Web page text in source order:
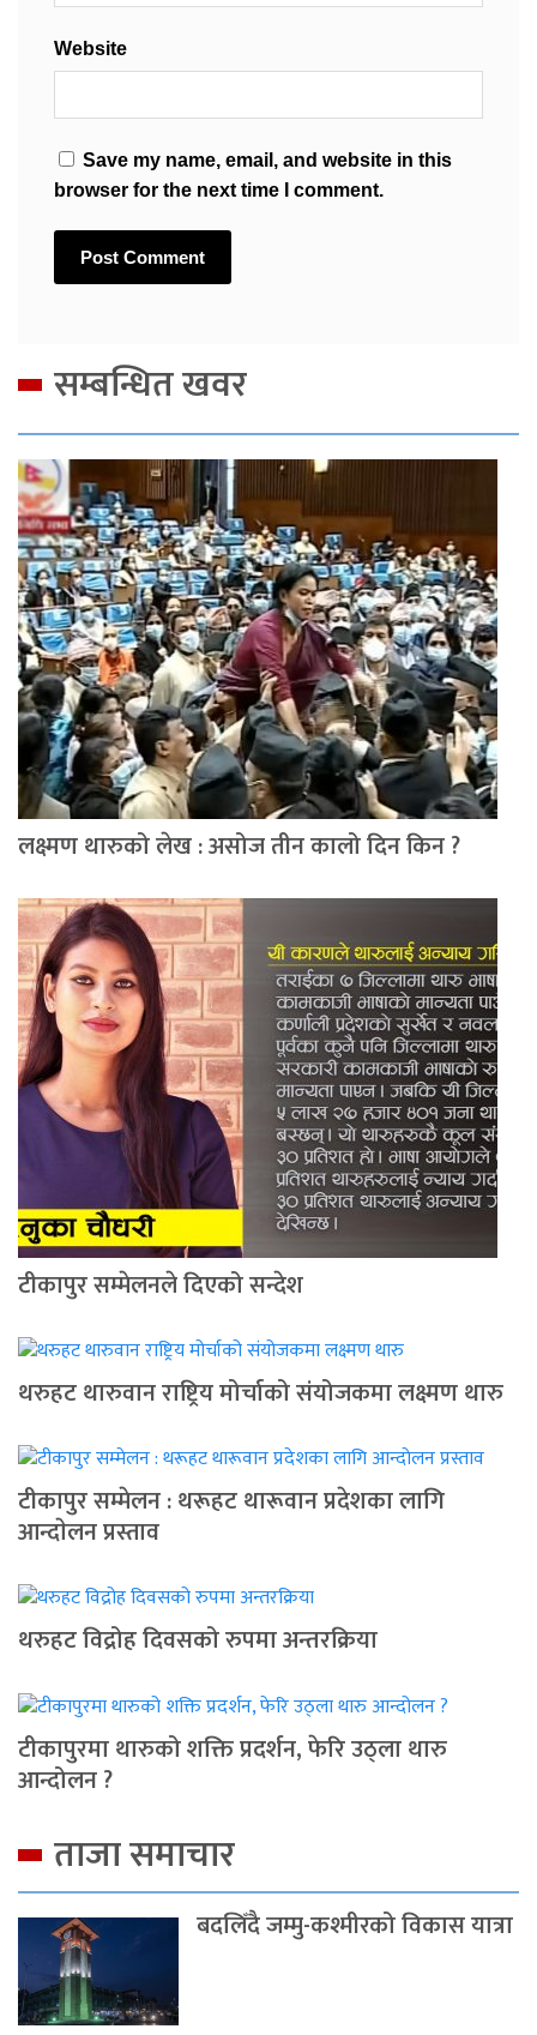
Website
Save my name, email, and website in this
browser for the next time I comment.
सम्बन्धित खवर
लक्ष्मण थारुको लेख : असोज तीन कालो दिन किन ?
टीकापुर सम्मेलनले दिएको सन्देश
थरुहट थारुवान राष्ट्रिय मोर्चाको संयोजकमा लक्ष्मण थारु
टीकापुर सम्मेलन : थरूहट थारूवान प्रदेशका लागि
आन्दाेलन प्रस्ताव
थरुहट विद्रोह दिवसको रुपमा अन्तरक्रिया
टीकापुरमा थारुको शक्ति प्रदर्शन, फेरि उठ्ला थारु
आन्दोलन ?
ताजा समाचार
बदलिँदै जम्मु-कश्मीरको विकास यात्रा